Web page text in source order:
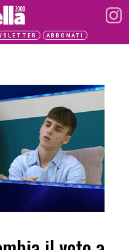
ABBONATI